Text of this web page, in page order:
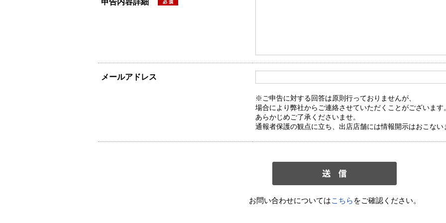
申告内容詳細
メールアドレス
※ご申告に対する回答は原則行っておりませんが、
場合により弊社からご連絡させていただくことがございます。
あらかじめご了承くださいませ。
通報者保護の観点に立ち、出店店舗には情報開示はおこない
お問い合わせについてはこちら をご確認ください。